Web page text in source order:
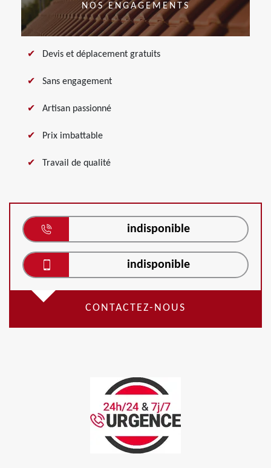
NOS ENGAGEMENTS
Devis et déplacement gratuits
Sans engagement
Artisan passionné
Prix imbattable
Travail de qualité
indisponible
indisponible
CONTACTEZ-NOUS